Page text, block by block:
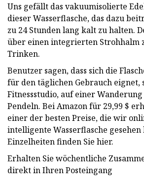
Uns gefällt das vakuumisolierte
dieser Wasserflasche, das dazu
zu 24 Stunden lang kalt zu halten.
über einen integrierten Strohhalm
Trinken.
Benutzer sagen, dass sich die
für den täglichen Gebrauch eignet,
Fitnessstudio, auf einer
Pendeln. Bei Amazon für 29,99 $
einer der besten Preise, die wir
intelligente Wasserflasche gesehen
Einzelheiten finden Sie hier.
Erhalten Sie wöchentliche
direkt in Ihren Posteingang